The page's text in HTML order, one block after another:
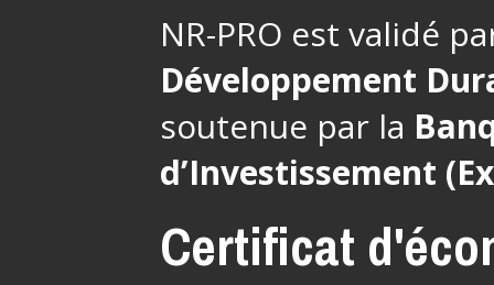
NR-PRO est validé
Développement
soutenue par la
d’Investissement
Certificat